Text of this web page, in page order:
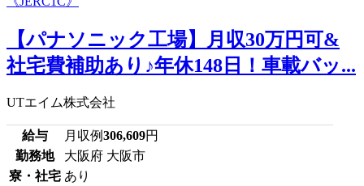
【パナソニック工場】月収30万円可&
社宅費補助あり♪年休148日！車載バッ...
UTエイム株式会社
給与 月収例306,609円
勤務地
大阪府 大阪市
寮・社宅 あり